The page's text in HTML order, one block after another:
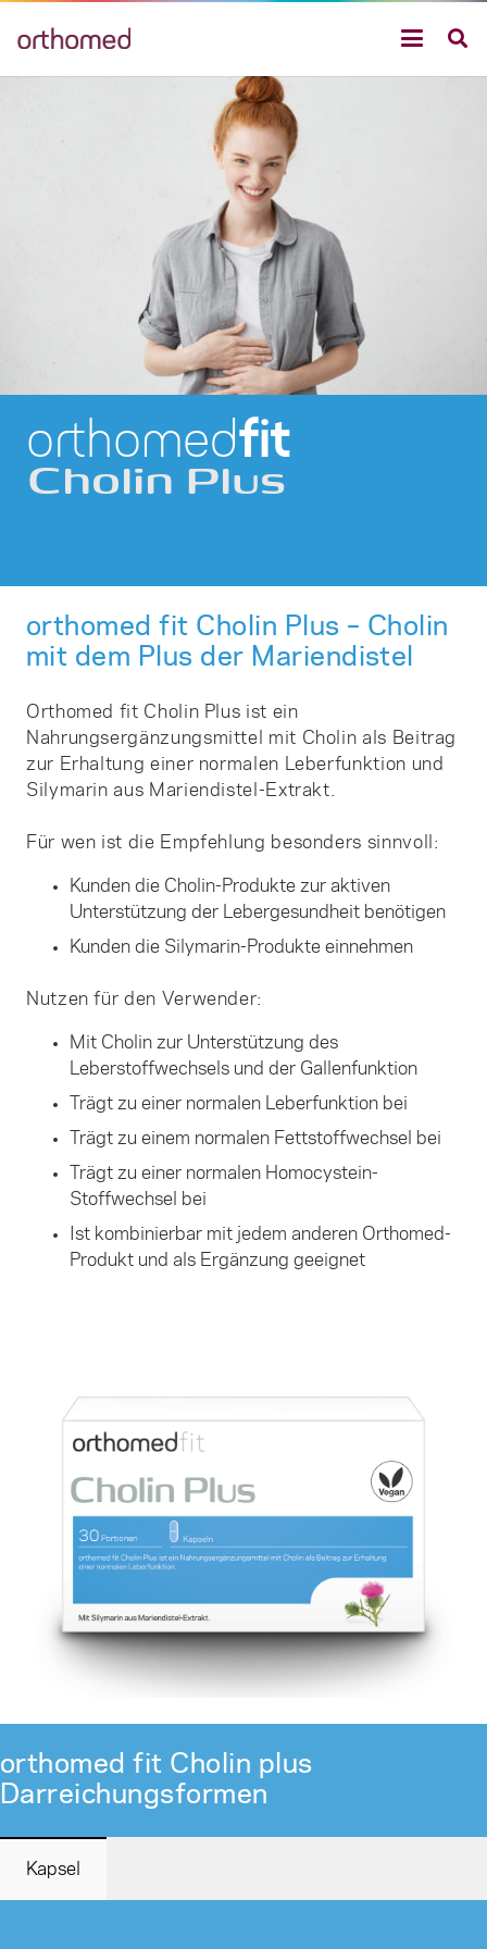
orthomedfit
Cholin Plus
orthomed fit Cholin Plus – Cholin
mit dem Plus der Mariendistel
Orthomed fit Cholin Plus ist ein
Nahrungsergänzungsmittel mit Cholin als Beitrag
zur Erhaltung einer normalen Leberfunktion und
Silymarin aus Mariendistel-Extrakt.
Für wen ist die Empfehlung besonders sinnvoll:
Kunden die Cholin-Produkte zur aktiven
Unterstützung der Lebergesundheit benötigen
Kunden die Silymarin-Produkte einnehmen
Nutzen für den Verwender:
Mit Cholin zur Unterstützung des
Leberstoffwechsels und der Gallenfunktion
Trägt zu einer normalen Leberfunktion bei
Trägt zu einem normalen Fettstoffwechsel bei
Trägt zu einer normalen Homocystein-
Stoffwechsel bei
Ist kombinierbar mit jedem anderen Orthomed-
Produkt und als Ergänzung geeignet
orthomed fit Cholin plus
Darreichungsformen
Kapsel